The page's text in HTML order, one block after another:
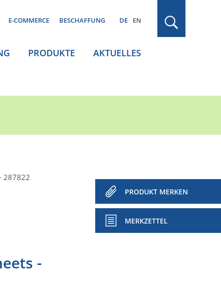
E-COMMERCE BESCHAFFUNG DE EN
PRODUKTE AKTUELLES
287822
PRODUKT MERKEN
MERKZETTEL
-